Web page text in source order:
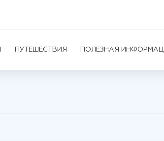
ПУТЕШЕСТВИЯ ПОЛЕЗНАЯ